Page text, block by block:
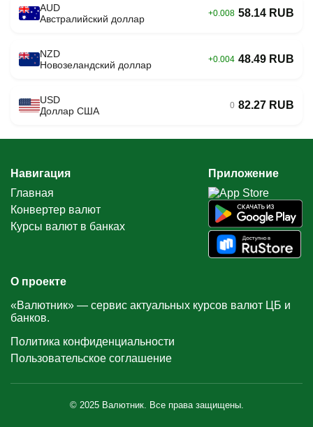
AUD
Австралийский доллар
+0.008 58.14 RUB
NZD
Новозеландский доллар
+0.004 48.49 RUB
USD
Доллар США
0 82.27 RUB
Навигация
Главная
Конвертер валют
Курсы валют в банках
Приложение
О проекте
«Валютник» — сервис актуальных курсов валют ЦБ и
банков.
Политика конфиденциальности
Пользовательское соглашение
© 2025 Валютник. Все права защищены.